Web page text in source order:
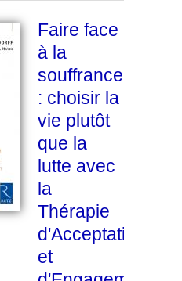
Faire face
à la
souffrance
: choisir la
vie plutôt
que la
lutte avec
la
Thérapie
d'Acceptation
et